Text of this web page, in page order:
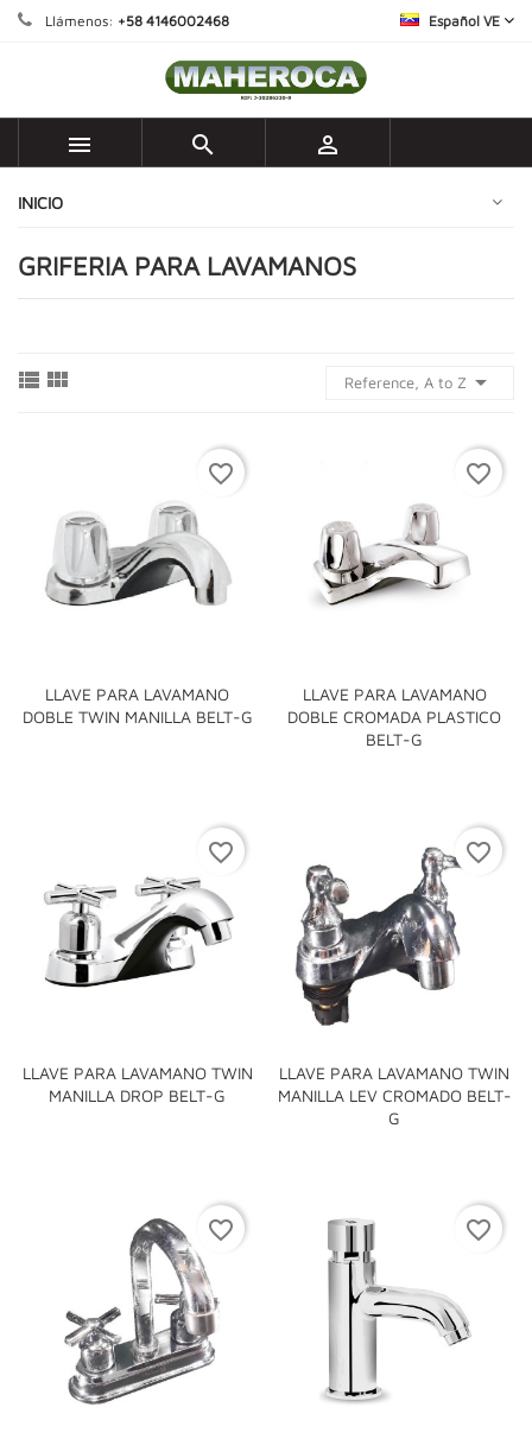
Llámenos: +58 4146002468 Español VE
  
INICIO
GRIFERIA PARA LAVAMANOS
  Reference, A to Z 
LLAVE PARA LAVAMANO
DOBLE TWIN MANILLA BELT-G
favorite_border
LLAVE PARA LAVAMANO
DOBLE CROMADA PLASTICO
BELT-G
favorite_border
LLAVE PARA LAVAMANO TWIN
MANILLA DROP BELT-G
favorite_border
LLAVE PARA LAVAMANO TWIN
MANILLA LEV CROMADO BELT-
G
favorite_border
favorite_border favorite_border